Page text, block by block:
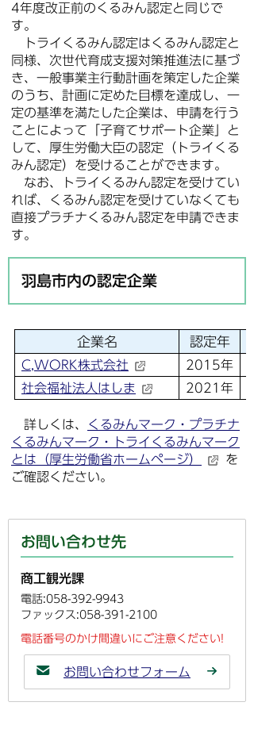
4年度改正前のくるみん認定と同じで
す。
トライくるみん認定はくるみん認定と
同様、次世代育成支援対策推進法に基づ
き、一般事業主行動計画を策定した企業
のうち、計画に定めた目標を達成し、一
定の基準を満たした企業は、申請を行う
ことによって「子育てサポート企業」と
して、厚生労働大臣の認定（トライくる
みん認定）を受けることができます。
なお、トライくるみん認定を受けてい
れば、くるみん認定を受けていなくても
直接プラチナくるみん認定を申請できま
す。
羽島市内の認定企業
企業名 認定年
C,WORK株式会社
2015年
社会福祉法人はしま
2021年
詳しくは、
くるみんマーク・プラチナ
くるみんマーク・トライくるみんマーク
とは（厚生労働省ホームページ）
を
ご確認ください。
お問い合わせ先
商工観光課
電話:058-392-9943
ファックス:058-391-2100
電話番号のかけ間違いにご注意ください!
お問い合わせフォーム